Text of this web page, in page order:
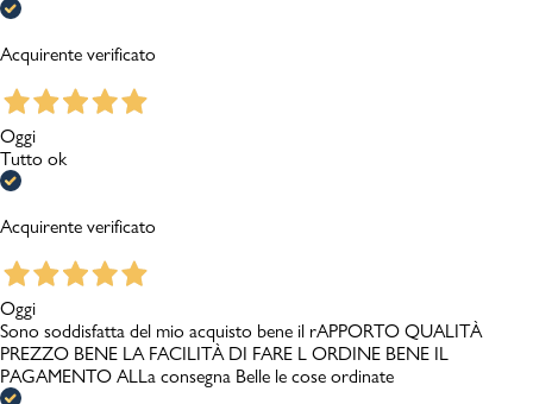
Acquirente verificato
Oggi
Tutto ok
Acquirente verificato
Oggi
Sono soddisfatta del mio acquisto bene il rAPPORTO QUALITÀ
PREZZO BENE LA FACILITÀ DI FARE L ORDINE BENE IL
PAGAMENTO ALLa consegna Belle le cose ordinate